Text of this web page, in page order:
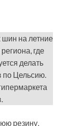
на летние
где
делать
по Цельсию.
резину,